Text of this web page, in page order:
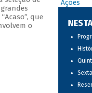
que
o
Ações